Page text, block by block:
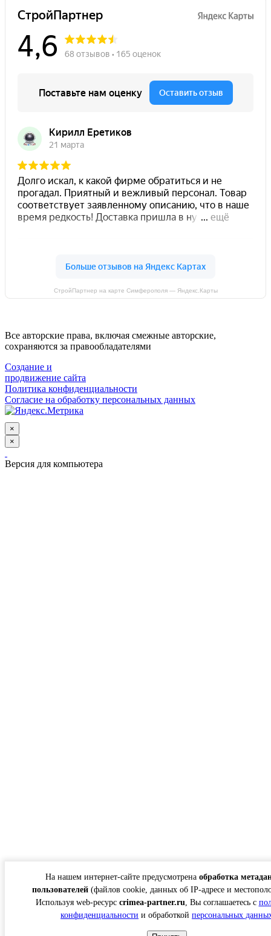
На нашем интернет-сайте предусмотрена обработка
пользователей(файлов cookie, данных об IP-адресе и
Используя web-ресурс crimea-partner.ru, Вы соглашаетесь с
конфиденциальности и обработкой персональных
СтройПартнер на карте Симферополя — Яндекс.Карты
Все авторские права, включая смежные авторские,
сохраняются за правообладателями
Создание и
продвижение сайта
Политика конфиденциальности
Согласие на обработку персональных данных
×
×
Версия для компьютера